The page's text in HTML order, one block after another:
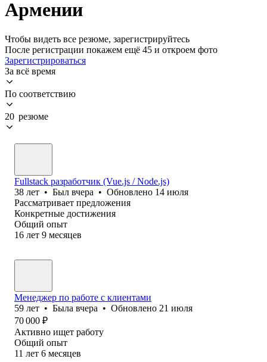
Армении
Чтобы видеть все резюме, зарегистрируйтесь
После регистрации покажем ещё 45 и откроем фото
Зарегистрироваться
За всё время
По соответствию
20 резюме
Fullstack разработчик (Vue.js / Node.js)
38 лет • Был вчера • Обновлено 14 июля
Рассматривает предложения
Конкретные достижения
Общий опыт
16 лет 9 месяцев
Менеджер по работе с клиентами
59 лет • Была вчера • Обновлено 21 июля
70 000 ₽
Активно ищет работу
Общий опыт
11 лет 6 месяцев